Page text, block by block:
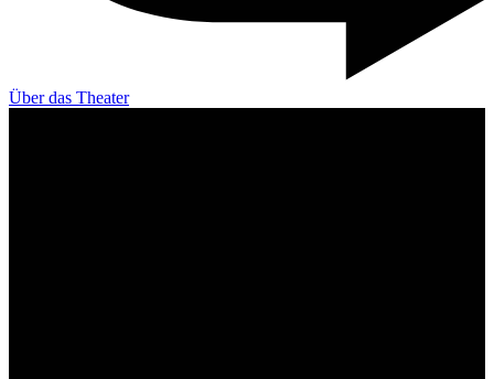
Über das Theater